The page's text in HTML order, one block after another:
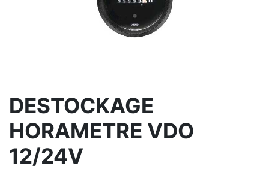
DESTOCKAGE
HORAMETRE VDO
12/24V